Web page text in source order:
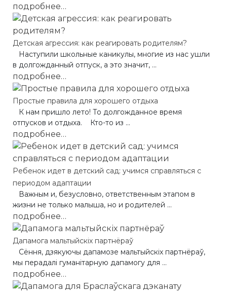
подробнее…
Детская агрессия: как реагировать родителям?
Наступили школьные каникулы, многие из нас ушли
в долгожданный отпуск, а это значит, ...
подробнее…
Простые правила для хорошего отдыха
К нам пришло лето! То долгожданное время
отпусков и отдыха. Кто-то из ...
подробнее…
Ребенок идет в детский сад: учимся справляться с
периодом адаптации
Важным и, безусловно, ответственным этапом в
жизни не только малыша, но и родителей ...
подробнее…
Дапамога мальтыйскіх партнёраў
Сёння, дзякуючы дапамозе мальтыйскіх партнёраў,
мы перадалі гуманітарную дапамогу для ...
подробнее…